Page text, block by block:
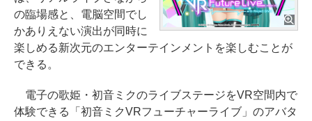
の臨場感と、電脳空間でし
かありえない演出が同時に
楽しめる新次元のエンターテインメントを楽しむことが
できる。
電子の歌姫・初音ミクのライブステージをVR空間内で
体験できる「初音ミクVRフューチャーライブ」のアバタ